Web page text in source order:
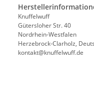
Knuffelwuff
Gütersloher Str. 40
Nordrhein-Westfalen
Herzebrock-Clarholz,
kontakt@knuffelwuff.de